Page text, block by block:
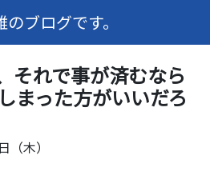
ブログです。
それで事が済むなら
まった方がいいだろ
木）